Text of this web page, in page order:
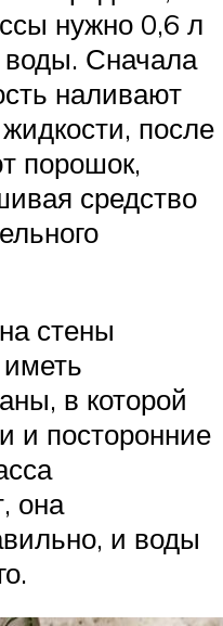
нужно 0,6 л
воды. Сначала
наливают
после
порошок,
средство
стены
в которой
и посторонние
она
и воды